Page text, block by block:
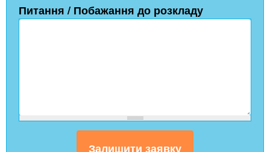
Питання / Побажання до розкладу